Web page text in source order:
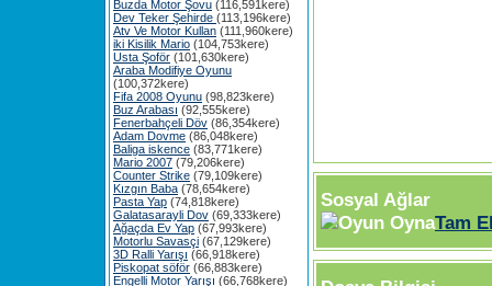
Buzda Motor Şovu (116,591kere)
Dev Teker Şehirde (113,196kere)
Atv Ve Motor Kullan (111,960kere)
iki Kisilik Mario (104,753kere)
Usta Şoför (101,630kere)
Araba Modifiye Oyunu
(100,372kere)
Fifa 2008 Oyunu (98,823kere)
Buz Arabası (92,555kere)
Fenerbahçeli Döv (86,354kere)
Adam Dovme (86,048kere)
Baliga iskence (83,771kere)
Mario 2007 (79,206kere)
Counter Strike (79,109kere)
Kızgın Baba (78,654kere)
Pasta Yap (74,818kere)
Galatasarayli Dov (69,333kere)
Ağaçda Ev Yap (67,993kere)
Motorlu Savasçi (67,129kere)
3D Ralli Yarışı (66,918kere)
Piskopat söför (66,883kere)
Engelli Motor Yarışı (66,768kere)
Sosyal Ağlar
Tam